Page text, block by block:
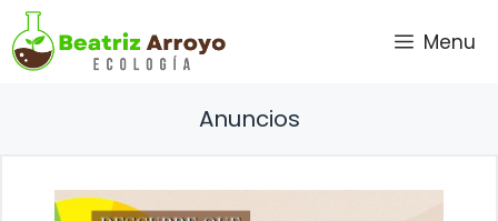
Saltar
al
contenido
Menu
Anuncios